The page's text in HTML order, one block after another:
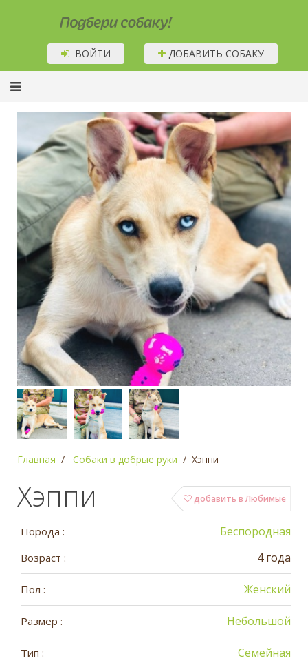
Подбери собаку!
ВОЙТИ ДОБАВИТЬ СОБАКУ
Главная Собаки в добрые руки Хэппи
добавить в Любимые
Хэппи
Порода : Беспородная
Возраст : 4 года
Пол : Женский
Размер : Небольшой
Тип : Семейная